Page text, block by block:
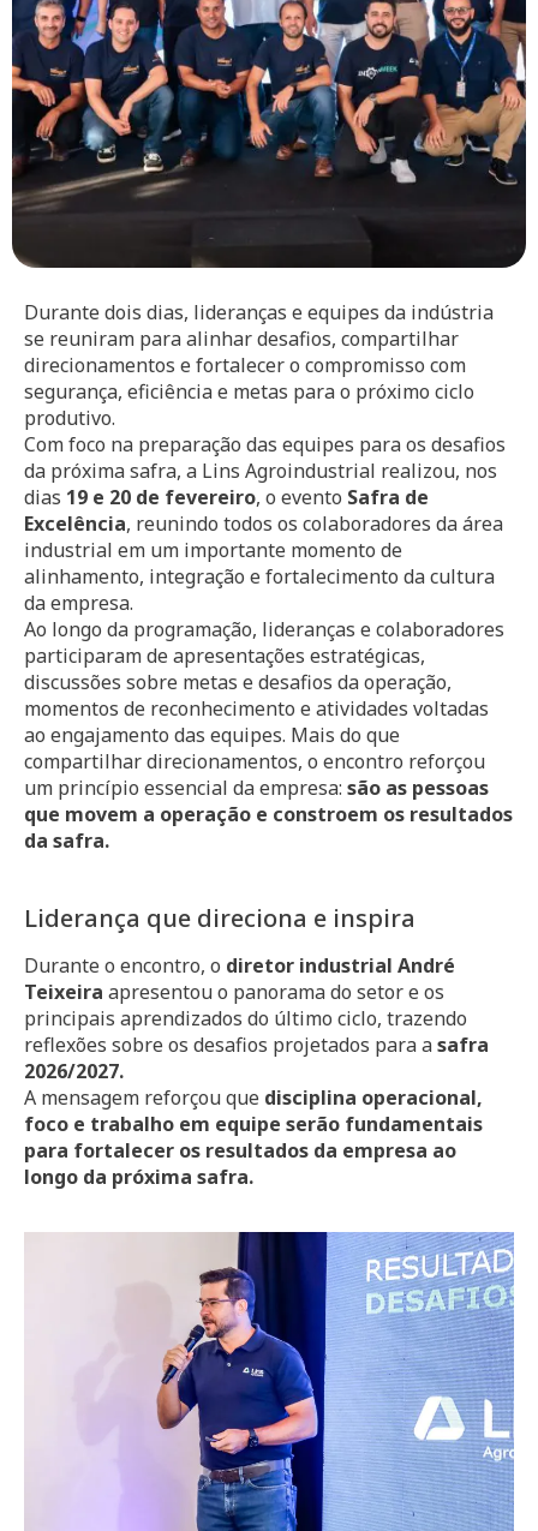
Durante dois dias, lideranças e equipes da indústria
se reuniram para alinhar desafios, compartilhar
direcionamentos e fortalecer o compromisso com
segurança, eficiência e metas para o próximo ciclo
produtivo.
Com foco na preparação das equipes para os desafios
da próxima safra, a Lins Agroindustrial realizou, nos
dias 19 e 20 de fevereiro, o evento Safra de
Excelência, reunindo todos os colaboradores da área
industrial em um importante momento de
alinhamento, integração e fortalecimento da cultura
da empresa.
Ao longo da programação, lideranças e colaboradores
participaram de apresentações estratégicas,
discussões sobre metas e desafios da operação,
momentos de reconhecimento e atividades voltadas
ao engajamento das equipes. Mais do que
compartilhar direcionamentos, o encontro reforçou
um princípio essencial da empresa: são as pessoas
que movem a operação e constroem os resultados
da safra.
Liderança que direciona e inspira
Durante o encontro, o diretor industrial André
Teixeira apresentou o panorama do setor e os
principais aprendizados do último ciclo, trazendo
reflexões sobre os desafios projetados para asafra
2026/2027.
A mensagem reforçou que disciplina operacional,
foco e trabalho em equipe serão fundamentais
para fortalecer os resultados da empresa ao
longo da próxima safra.